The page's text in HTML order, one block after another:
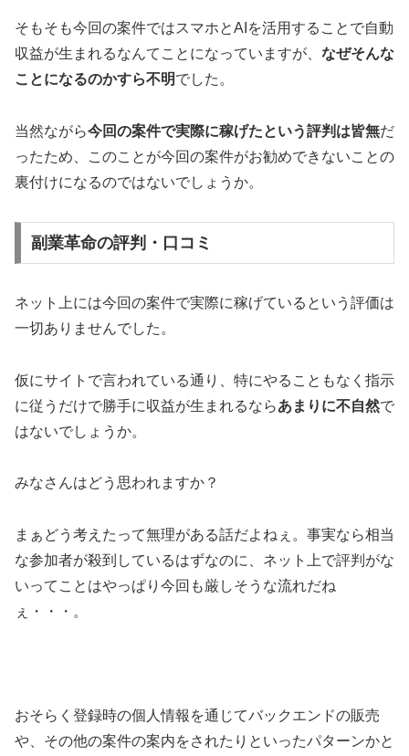
そもそも今回の案件ではスマホとAIを活用することで自動
収益が生まれるなんてことになっていますが、 なぜそんな
ことになるのかすら不明でした。
当然ながら今回の案件で実際に稼げたという評判は皆無だ
ったため、このことが今回の案件がお勧めできないことの
裏付けになるのではないでしょうか。
副業革命の評判・口コミ
ネット上には今回の案件で実際に稼げているという評価は
一切ありませんでした。
仮にサイトで言われている通り、特にやることもなく指示
に従うだけで勝手に収益が生まれるならあまりに不自然で
はないでしょうか。
みなさんはどう思われますか？
まぁどう考えたって無理がある話だよねぇ。事実なら相当
な参加者が殺到しているはずなのに、ネット上で評判がな
いってことはやっぱり今回も厳しそうな流れだね
ぇ・・・。
おそらく登録時の個人情報を通じてバックエンドの販売
や、その他の案件の案内をされたりといったパターンかと